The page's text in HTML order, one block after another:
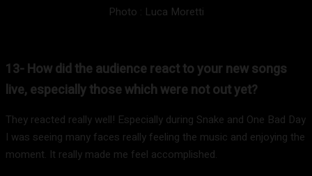
Photo : Luca Moretti
13- How did the audience react to your new songs
live, especially those which were not out yet?
They reacted really well! Especially during Snake and One Bad Day
I was seeing many faces really feeling the music and enjoying the
moment. It really made me feel accomplished.